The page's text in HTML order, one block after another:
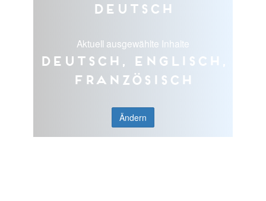
Deutsch
Aktuell ausgewählte Inhalte
Deutsch, Englisch,
Französisch
Ändern